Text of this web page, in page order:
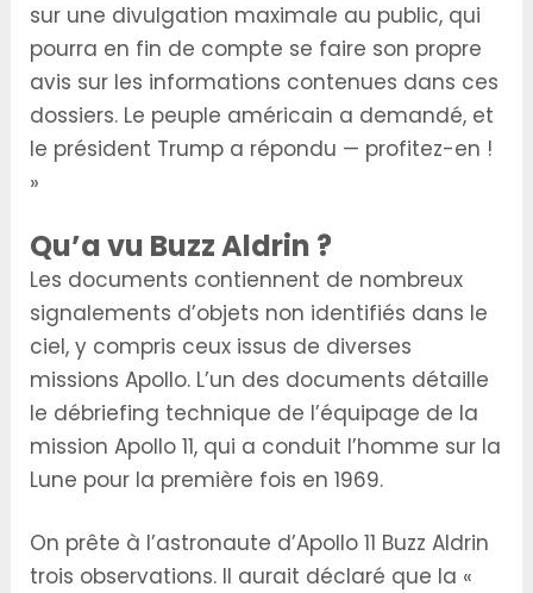
sur une divulgation maximale au public, qui
pourra en fin de compte se faire son propre
avis sur les informations contenues dans ces
dossiers. Le peuple américain a demandé, et
le président Trump a répondu — profitez-en !
»
Qu’a vu Buzz Aldrin ?
Les documents contiennent de nombreux
signalements d’objets non identifiés dans le
ciel, y compris ceux issus de diverses
missions Apollo. L’un des documents détaille
le débriefing technique de l’équipage de la
mission Apollo 11, qui a conduit l’homme sur la
Lune pour la première fois en 1969.
On prête à l’astronaute d’Apollo 11 Buzz Aldrin
trois observations. Il aurait déclaré que la «